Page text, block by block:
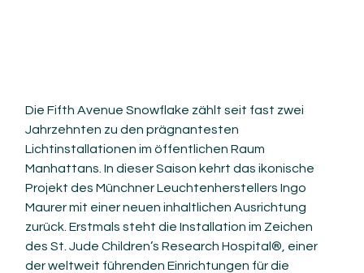
Die Fifth Avenue Snowflake zählt seit fast zwei
Jahrzehnten zu den prägnantesten
Lichtinstallationen im öffentlichen Raum
Manhattans. In dieser Saison kehrt das ikonische
Projekt des Münchner Leuchtenherstellers Ingo
Maurer mit einer neuen inhaltlichen Ausrichtung
zurück. Erstmals steht die Installation im Zeichen
des St. Jude Children’s Research Hospital®, einer
der weltweit führenden Einrichtungen für die